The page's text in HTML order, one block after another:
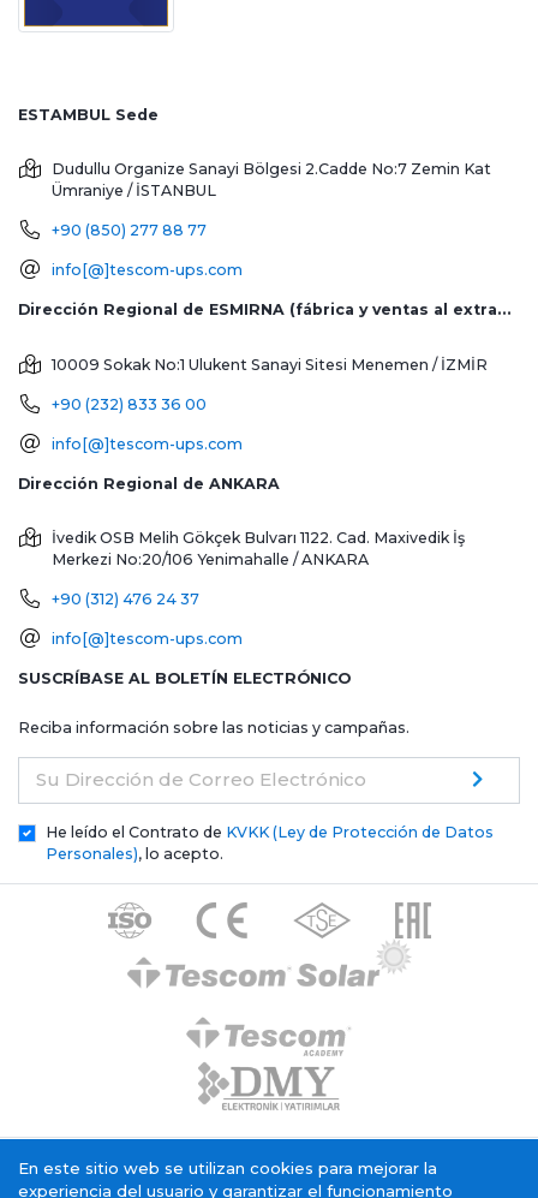
ESTAMBUL Sede
Dudullu Organize Sanayi Bölgesi 2.Cadde No:7 Zemin Kat
Ümraniye / İSTANBUL
+90 (850) 277 88 77
info[@]tescom-ups.com
Dirección Regional de ESMIRNA (fábrica y ventas al extranjero)
10009 Sokak No:1 Ulukent Sanayi Sitesi Menemen / İZMİR
+90 (232) 833 36 00
info[@]tescom-ups.com
Dirección Regional de ANKARA
İvedik OSB Melih Gökçek Bulvarı 1122. Cad. Maxivedik İş
Merkezi No:20/106 Yenimahalle / ANKARA
+90 (312) 476 24 37
info[@]tescom-ups.com
SUSCRÍBASE AL BOLETÍN ELECTRÓNICO
Reciba información sobre las noticias y campañas.
Su Dirección de Correo Electrónico
He leído el Contrato de KVKK (Ley de Protección de Datos
Personales), lo acepto.
Texto de aclaración general de Tescom Elektronik
Política de cookies
Servicio Sociedad de la Información
En este sitio web se utilizan cookies para mejorar la
experiencia del usuario y garantizar el funcionamiento